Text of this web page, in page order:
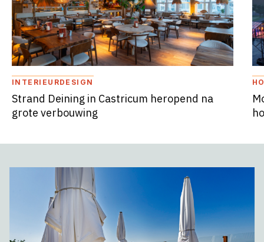
INTERIEURDESIGN
Strand Deining in Castricum heropend na
grote verbouwing